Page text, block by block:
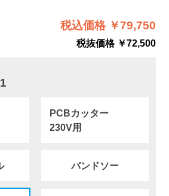
税込価格 ￥79,750
税抜価格 ￥72,500
PCBカッター
230V用
バンドソー